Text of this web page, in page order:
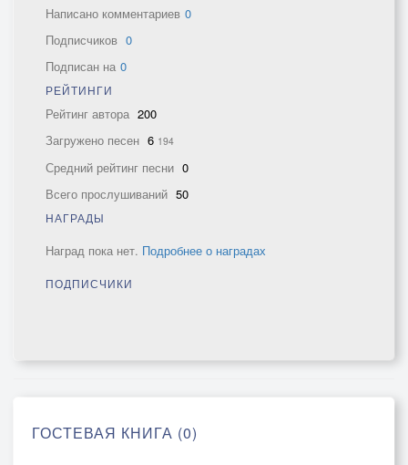
Написано комментариев 0
Подписчиков 0
Подписан на 0
РЕЙТИНГИ
Рейтинг автора 200
Загружено песен 6 194
Средний рейтинг песни 0
Всего прослушиваний 50
НАГРАДЫ
Наград пока нет. Подробнее о наградах
ПОДПИСЧИКИ
ГОСТЕВАЯ КНИГА (0)